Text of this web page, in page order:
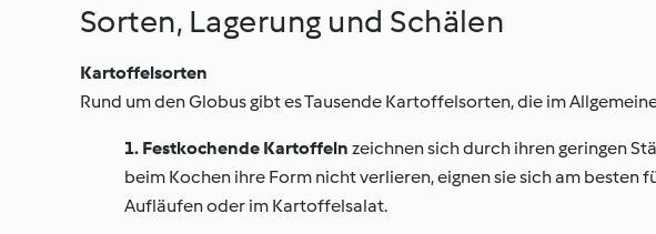
Sorten, Lagerung und Schälen
Kartoffelsorten
Rund um den Globus gibt es Tausende Kartoffelsorten, die im
1. Festkochende Kartoffeln zeichnen sich durch ihren geringen
beim Kochen ihre Form nicht verlieren, eignen sie sich am besten
Aufläufen oder im Kartoffelsalat.